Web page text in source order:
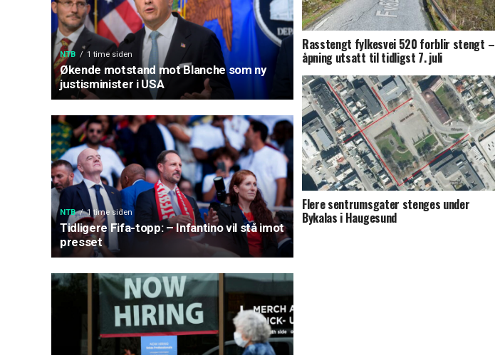
NTB 1 time siden
Økende motstand mot Blanche som ny
justisminister i USA
NTB 1 time siden
Tidligere Fifa-topp: – Infantino vil stå imot
presset
Rasstengt fylkesvei 520 forblir stengt –
åpning utsatt til tidligst 7. juli
Flere sentrumsgater stenges under
Bykalas i Haugesund